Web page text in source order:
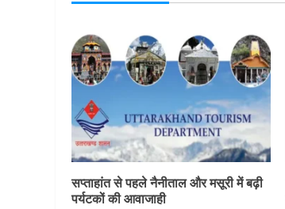
सप्ताहांत से पहले नैनीताल और मसूरी में बढ़ी
पर्यटकों की आवाजाही